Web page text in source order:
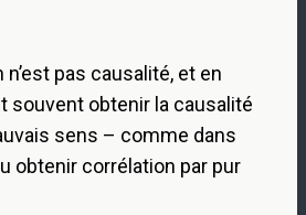
n’est pas causalité, et en
souvent obtenir la causalité
sens – comme dans
obtenir corrélation par pur